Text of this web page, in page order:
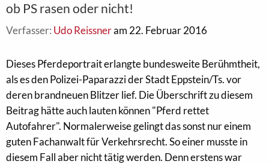
ob PS rasen oder nicht!
Verfasser: Udo Reissneram 22. Februar 2016
Dieses Pferdeportrait erlangte bundesweite Berühmtheit,
als es den Polizei-Paparazzi der Stadt Eppstein/Ts. vor
deren brandneuen Blitzer lief. Die Überschrift zu diesem
Beitrag hätte auch lauten können "Pferd rettet
Autofahrer". Normalerweise gelingt das sonst nur einem
guten Fachanwalt für Verkehrsrecht. So einer musste in
diesem Fall aber nicht tätig werden. Denn erstens war